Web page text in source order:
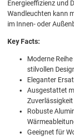
Energieeffizienz und
Wandleuchten kann
im Innen- oder
Key Facts:
Moderne
stilvollen
Eleganter
Ausgestattet
Robuste
Geeignet für